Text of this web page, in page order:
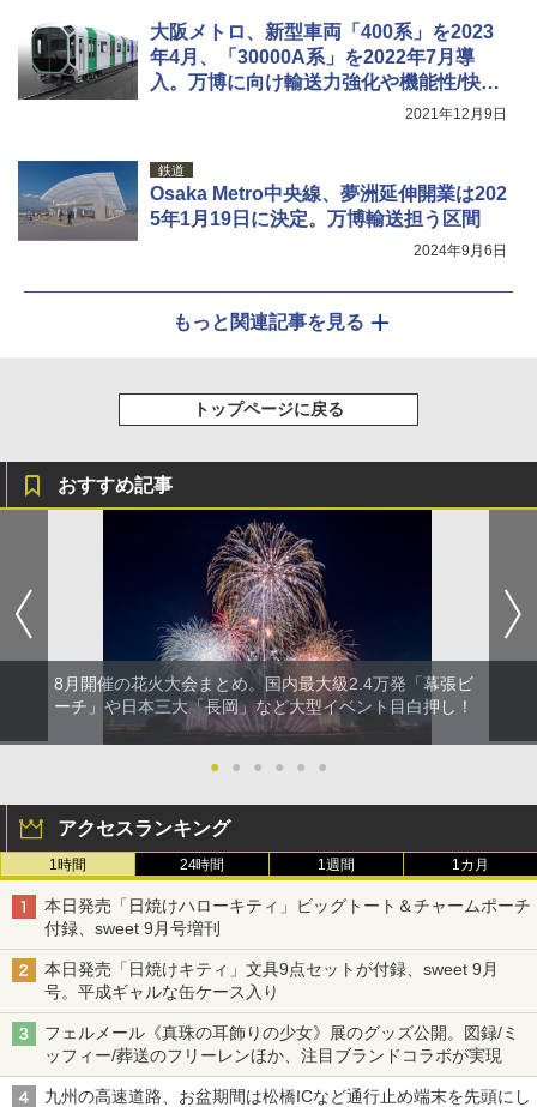
大阪メトロ、新型車両「400系」を2023
年4月、「30000A系」を2022年7月導
入。万博に向け輸送力強化や機能性/快適
2021年12月9日
鉄道
Osaka Metro中央線、夢洲延伸開業は202
5年1月19日に決定。万博輸送担う区間
2024年9月6日
もっと関連記事を見る
トップページに戻る
おすすめ記事
8月開催の花火大会まとめ。国内最大級2.4万発「幕張ビ
ーチ」や日本三大「長岡」など大型イベント目白押し！
● ● ● ● ● ●
アクセスランキング
1時間 24時間 1週間 1カ月
本日発売「日焼けハローキティ」ビッグトート＆チャームポーチ
付録、sweet 9月号増刊
本日発売「日焼けキティ」文具9点セットが付録、sweet 9月
号。平成ギャルな缶ケース入り
フェルメール《真珠の耳飾りの少女》展のグッズ公開。図録/ミ
ッフィー/葬送のフリーレンほか、注目ブランドコラボが実現
九州の高速道路、お盆期間は松橋ICなど通行止め端末を先頭にし